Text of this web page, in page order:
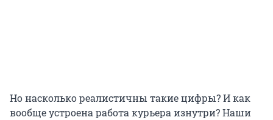
Но насколько реалистичны такие цифры? И как
вообще устроена работа курьера изнутри? Наши